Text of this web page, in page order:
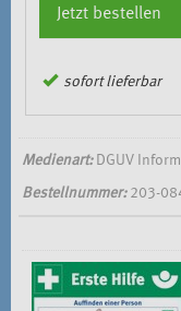
Jetzt bestellen
sofort lieferbar
Medienart:DGUV
Bestellnummer:203-